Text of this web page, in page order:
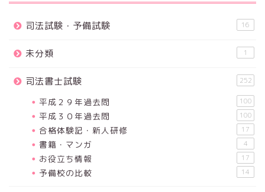
司法試験・予備試験 16
未分類 1
司法書士試験 252
平成２９年過去問 100
平成３０年過去問 100
合格体験記・新人研修 17
書籍・マンガ 4
お役立ち情報 17
予備校の比較 14